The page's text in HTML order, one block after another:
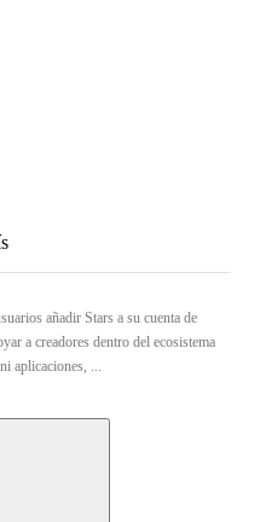
añadir Stars a su cuenta de
a creadores dentro del ecosistema
aplicaciones, ...